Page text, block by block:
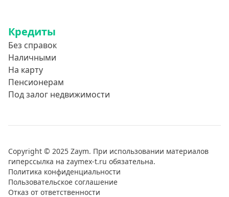
Кредиты
Без справок
Наличными
На карту
Пенсионерам
Под залог недвижимости
Copyright © 2025 Zaym. При использовании материалов
гиперссылка на zaymex-t.ru обязательна.
Политика конфиденциальности
Пользовательское соглашение
Отказ от ответственности